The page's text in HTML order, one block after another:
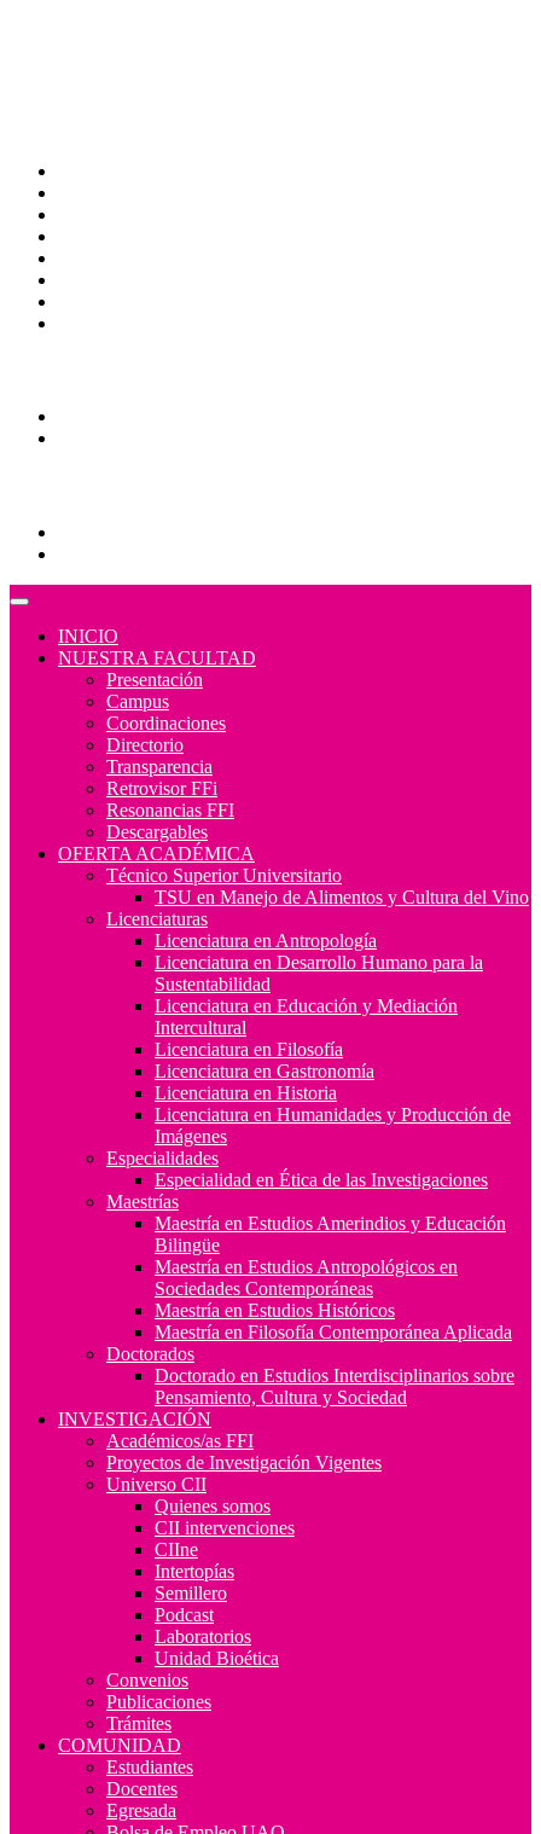
INICIO
NUESTRA FACULTAD
Presentación
Campus
Coordinaciones
Directorio
Transparencia
Retrovisor FFi
Resonancias FFI
Descargables
OFERTA ACADÉMICA
Técnico Superior Universitario
TSU en Manejo de Alimentos y Cultura del Vino
Licenciaturas
Licenciatura en Antropología
Licenciatura en Desarrollo Humano para la
Sustentabilidad
Licenciatura en Educación y Mediación
Intercultural
Licenciatura en Filosofía
Licenciatura en Gastronomía
Licenciatura en Historia
Licenciatura en Humanidades y Producción de
Imágenes
Especialidades
Especialidad en Ética de las Investigaciones
Maestrías
Maestría en Estudios Amerindios y Educación
Bilingüe
Maestría en Estudios Antropológicos en
Sociedades Contemporáneas
Maestría en Estudios Históricos
Maestría en Filosofía Contemporánea Aplicada
Doctorados
Doctorado en Estudios Interdisciplinarios sobre
Pensamiento, Cultura y Sociedad
INVESTIGACIÓN
Académicos/as FFI
Proyectos de Investigación Vigentes
Universo CII
Quienes somos
CII intervenciones
CIIne
Intertopías
Semillero
Podcast
Laboratorios
Unidad Bioética
Convenios
Publicaciones
Trámites
COMUNIDAD
Estudiantes
Docentes
Egresada